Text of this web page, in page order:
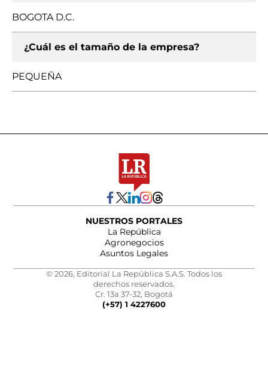
BOGOTA D.C.
¿Cuál es el tamaño de la empresa?
PEQUEÑA
NUESTROS PORTALES
La República
Agronegocios
Asuntos Legales
© 2026, Editorial La República S.A.S. Todos los
derechos reservados.
Cr. 13a 37-32, Bogotá
(+57) 1 4227600